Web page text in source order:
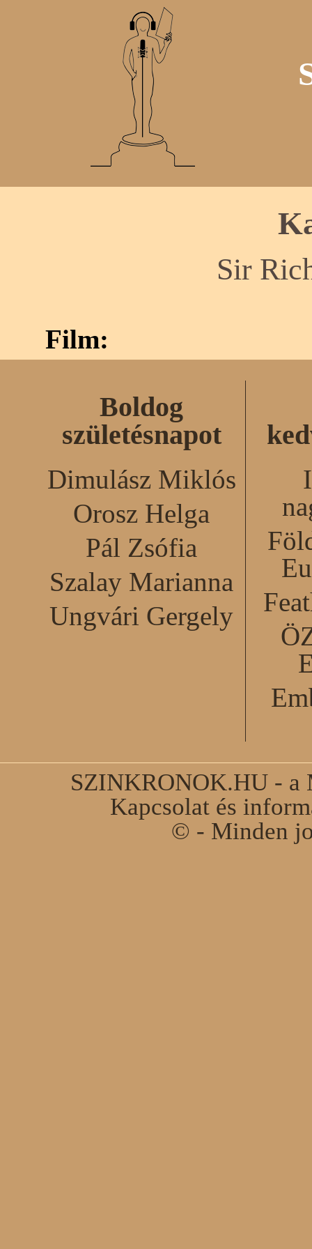
Sir
Film:
Boldog
születésnapot
Dimulász Miklós
Orosz Helga
Pál Zsófia
Szalay Marianna
Ungvári Gergely
SZINKRONOK.HU - a
Kapcsolat és
© - Minden